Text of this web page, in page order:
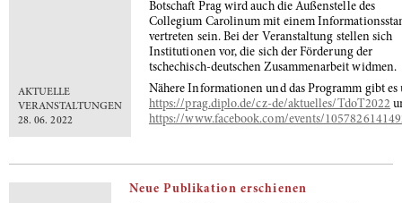
AKTUELLE
VERANSTALTUNGEN
28. 06. 2022
Botschaft Prag wird auch die Außenstelle des
Collegium Carolinum mit einem
vertreten sein. Bei der Veranstaltung stellen sich
Institutionen vor, die sich der Förderung der
tschechisch-deutschen Zusammenarbeit widmen.
Nähere Informationen und das Programm gibt es
https://prag.diplo.de/cz-de/aktuelles/TdoT2022
https://www.facebook.com/events/
Neue Publikation erschienen